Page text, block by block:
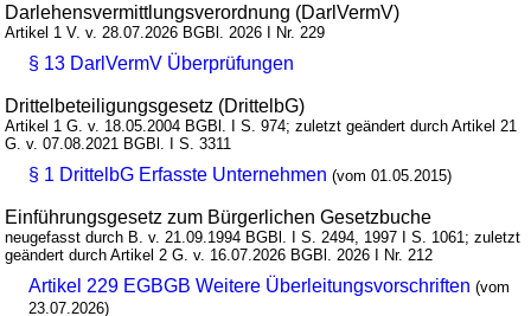
Darlehensvermittlungsverordnung (DarlVermV)
Artikel 1 V. v. 28.07.2026 BGBl. 2026 I Nr. 229
§ 13 DarlVermV Überprüfungen
Drittelbeteiligungsgesetz (DrittelbG)
Artikel 1 G. v. 18.05.2004 BGBl. I S. 974; zuletzt geändert durch Artikel 21
G. v. 07.08.2021 BGBl. I S. 3311
§ 1 DrittelbG Erfasste Unternehmen (vom 01.05.2015)
Einführungsgesetz zum Bürgerlichen Gesetzbuche
neugefasst durch B. v. 21.09.1994 BGBl. I S. 2494, 1997 I S. 1061; zuletzt
geändert durch Artikel 2 G. v. 16.07.2026 BGBl. 2026 I Nr. 212
Artikel 229 EGBGB Weitere Überleitungsvorschriften (vom
23.07.2026)